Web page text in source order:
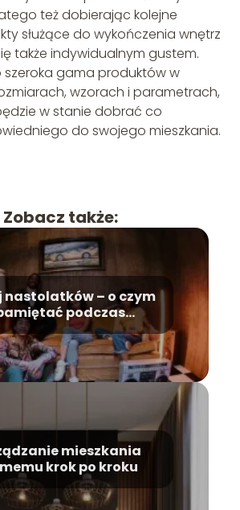
też dobierając kolejne
służące do wykończenia wnętrz
także indywidualnym gustem.
szeroka gama produktów w
wzorach i parametrach,
w stanie dobrać co
do swojego mieszkania.
Zobacz także:
nastolatków – o czym
podczas
urządzania?
mieszkania
krok po kroku